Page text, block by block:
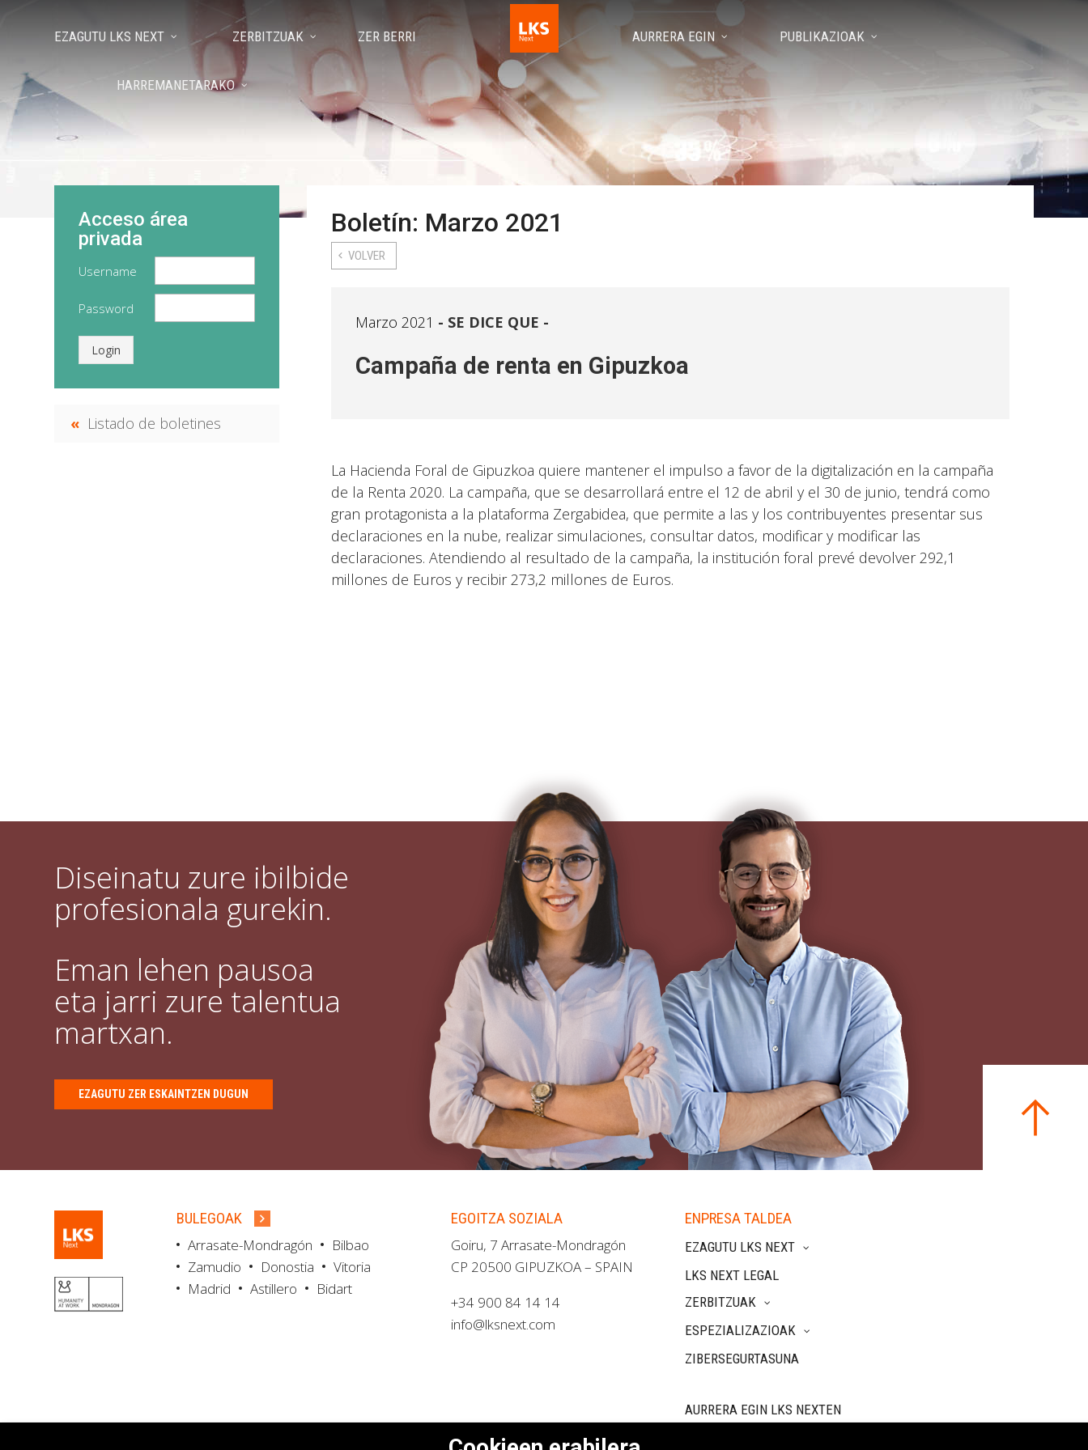
EZAGUTU LKS NEXT ZERBITZUAK ZER BERRI AURRERA EGIN PUBLIKAZIOAK
HARREMANETARAKO
Boletín: Marzo 2021
VOLVER
Marzo 2021 SE DICE QUE -
Campaña de renta en Gipuzkoa
La Hacienda Foral de Gipuzkoa quiere mantener el impulso a favor de la digitalización en la campaña
de la Renta 2020. La campaña, que se desarrollará entre el 12 de abril y el 30 de junio, tendrá como
gran protagonista a la plataforma Zergabidea, que permite a las y los contribuyentes presentar sus
declaraciones en la nube, realizar simulaciones, consultar datos, modificar y modificar las
declaraciones. Atendiendo al resultado de la campaña, la institución foral prevé devolver 292,1
millones de Euros y recibir 273,2 millones de Euros.
Acceso área
privada
Username
Password
Login
Listado de boletines
Diseinatu zure ibilbide
profesionala gurekin.
Eman lehen pausoa
eta jarri zure talentua
martxan.
EZAGUTU ZER ESKAINTZEN DUGUN
BULEGOAK
Arrasate-Mondragón
Bilbao
Zamudio
Donostia
Vitoria
Madrid
Astillero Bidart
EGOITZA SOZIALA
Goiru, 7 Arrasate-Mondragón
CP 20500 GIPUZKOA – SPAIN
+34 900 84 14 14
info@lksnext.com
ENPRESA TALDEA
EZAGUTU LKS NEXT
LKS NEXT LEGAL
ZERBITZUAK
ESPEZIALIZAZIOAK
ZIBERSEGURTASUNA
AURRERA EGIN LKS NEXTEN